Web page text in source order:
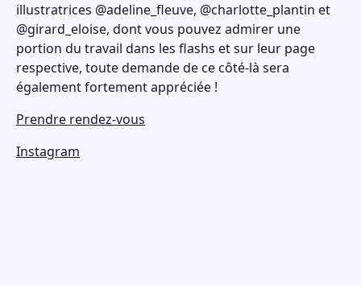
illustratrices @adeline_fleuve, @charlotte_plantin et
@girard_eloise, dont vous pouvez admirer une
portion du travail dans les flashs et sur leur page
respective, toute demande de ce côté-là sera
également fortement appréciée !
Prendre rendez-vous
Instagram